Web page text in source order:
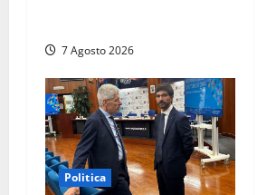
7 Agosto 2026
Politica